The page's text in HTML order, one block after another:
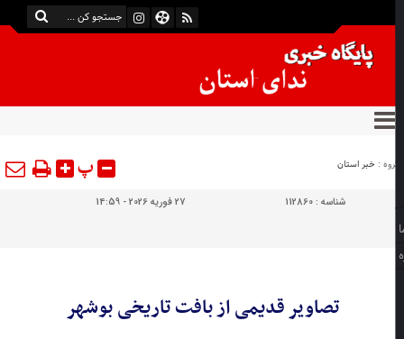
:خبر استان پ
شناسه :112860 27 فوریه 2026 - 14:59
تصاویر قدیمی از بافت تاریخی بوشهر